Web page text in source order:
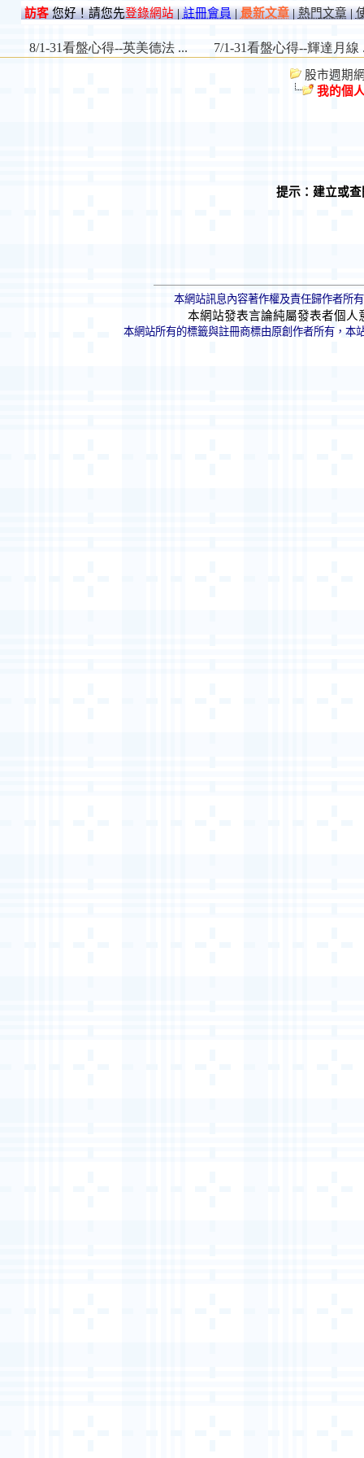
訪客您好！請您先登錄網站|註冊會員|最新文章|熱門文章|
股市週期
我的個
提示：建立或
本網站訊息內容著作權及責任歸作者所
本網站發表言論純屬發表者個人
本網站所有的標籤與註冊商標由原創作者所有，本